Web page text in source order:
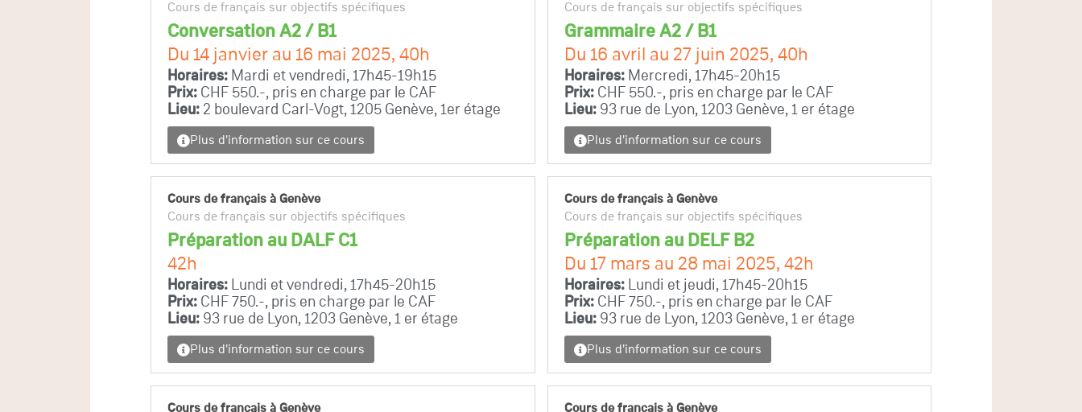
Cours de français sur objectifs spécifiques
Conversation A2 / B1
Du 14 janvier au 16 mai 2025, 40h
Horaires: Mardi et vendredi, 17h45-19h15
Prix: CHF 550.-, pris en charge par le CAF
Lieu: 2 boulevard Carl-Vogt, 1205 Genève, 1er étage
Plus d'information sur ce cours
Cours de français sur objectifs spécifiques
Grammaire A2 / B1
Du 16 avril au 27 juin 2025, 40h
Horaires:Mercredi, 17h45-20h15
Prix:CHF 550.-, pris en charge par le CAF
Lieu:93 rue de Lyon, 1203 Genève, 1 er étage
Plus d'information sur ce cours
Cours de français à Genève
Cours de français sur objectifs spécifiques
Préparation au DALF C1
42h
Horaires: Lundi et vendredi, 17h45-20h15
Prix: CHF 750.-, pris en charge par le CAF
Lieu: 93 rue de Lyon, 1203 Genève, 1 er étage
Plus d'information sur ce cours
Cours de français à Genève
Cours de français sur objectifs spécifiques
Préparation au DELF B2
Du 17 mars au 28 mai 2025, 42h
Horaires:Lundi et jeudi, 17h45-20h15
Prix:CHF 750.-, pris en charge par le CAF
Lieu:93 rue de Lyon, 1203 Genève, 1 er étage
Plus d'information sur ce cours
Cours de français à Genève Cours de français à Genève